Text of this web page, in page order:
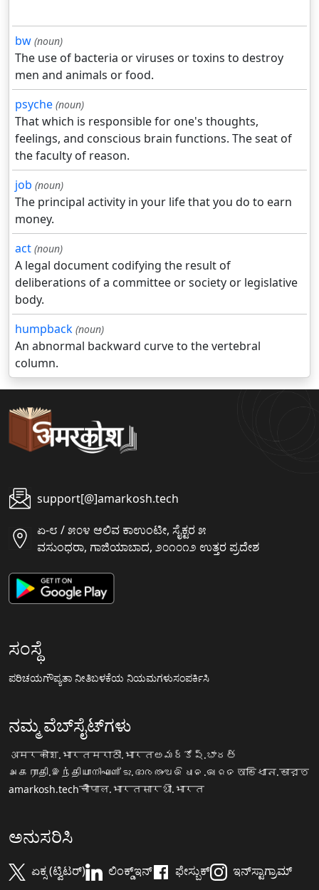
bw (noun)
The use of bacteria or viruses or toxins to destroy
men and animals or food.
psyche (noun)
That which is responsible for one's thoughts,
feelings, and conscious brain functions. The seat of
the faculty of reason.
job (noun)
The principal activity in your life that you do to earn
money.
act (noun)
A legal document codifying the result of
deliberations of a committee or society or legislative
body.
humpback (noun)
An abnormal backward curve to the vertebral
column.
support[@]amarkosh.tech
ಏ-೮ / ೫೦೪ ಆಲಿವ ಕಾಉಂಟೀ, ಸೈಕ್ಟರ ೫
ವಸುಂಧರಾ, ಗಾಜಿಯಾಬಾದ, ೨೦೧೦೧೨ ಉತ್ತರ ಪ್ರದೇಶ
ಸಂಸ್ಥೆ
ಪರಿಚಯಗೌಪ್ಯತಾ ನೀತಿಬಳಕೆಯ ನಿಯಮಗಳುಸಂಪರ್ಕಿಸಿ
ನಮ್ಮ ವೆಬ್‌ಸೈಟ್‌ಗಳು
अमरकोश.भारतमराठी.भारतఅమర్కోష్.భారత్
அகராதி.இந்தியாനിഘണ്ടു.ഭാരതംଅଭିଧାନ.ଭାରତ অভিধান.ভারত
amarkosh.techचौपाल.भारतसारथी.भारत
ಅನುಸರಿಸಿ
ಏಕ್ಸ (ಟ್ವಿಟರ್) ಲಿಂಕ್ಡ್‌ಇನ್ ಫೇಸ್ಬುಕ್ ಇನ್‌ಸ್ಟಾಗ್ರಾಮ್